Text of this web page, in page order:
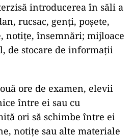
introducerea în săli a
rucsac, genți, poșete,
notițe, însemnări; mijloace
de stocare de informații
ore de examen, elevii
între ei sau cu
ori să schimbe între ei
notițe sau alte materiale